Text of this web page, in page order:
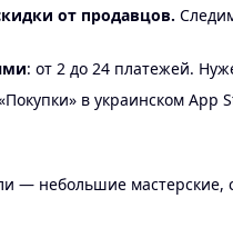
от продавцов.
: от 2 до 24 платежей.
в украинском App
— небольшие